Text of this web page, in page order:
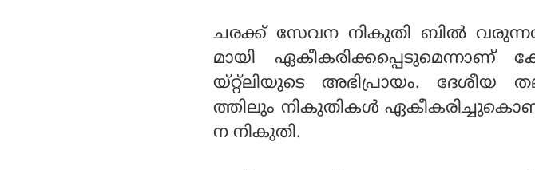
ചരക്ക് സേവന നികുതി ബില്‍
മായി ഏകീകരിക്കപ്പെടുമെന്നാണ്
യ്‌റ്റ്‌ലിയുടെ അഭിപ്രായം.
ത്തിലും നികുതികള്‍
ന നികുതി.